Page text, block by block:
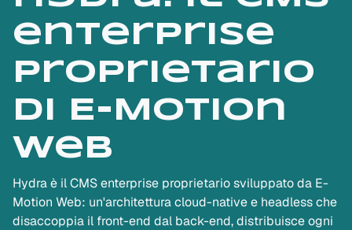
enterprise
proprietario
di E-Motion
Web
Hydra è il CMS enterprise proprietario sviluppato da E-
Motion Web: un'architettura cloud-native e headless che
disaccoppia il front-end dal back-end, distribuisce ogni